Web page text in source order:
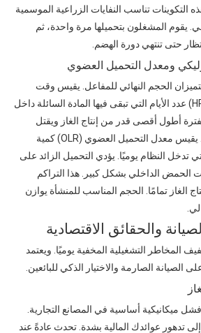
التكوينات تناسب النفايات الزراعية الموسمية
يقوم المشغلون بتحميلها مرة واحدة، ثم
حتى تنتهي دورة الهضم.
ومعدل التحميل العضوي
الحجم النهائي للمفاعل. يقيس وقت
الاحتفاظ الهيدروليكي (HRT) عدد الأيام التي تبقى فيها المادة السائلة داخل
أطول أقصى قدر من إنتاج الغاز ويقتل
مسببات الأمراض الضارة. يقيس معدل التحميل العضوي (OLR) كمية
تدخل النظام يوميًا. يؤدي التحميل الزائد على
الحمض الداخلي بشكل كبير. هذا التراكم
الغاز تمامًا. الحجم المناسب للمنشأة يوازن
والحقائق الاقتصادية
المخاطر التشغيلية المخفية يوميًا. ويعتمد
الصيانة الصارمة والاختيار الذكي للبائعين.
ميكانيكية أساسية في المصانع التجارية.
تدهور عوائدك المالية بشدة. تحدث عادةً عند